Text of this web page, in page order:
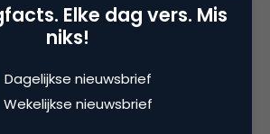
Peter van der WijK, die
spotje samen met Mike
de reclame ga ik zeker zoiets
een beetje raar.’ Hij heeft het
Elke dag vers. Mis
niks!
Dagelijkse nieuwsbrief
Wekelijkse nieuwsbrief